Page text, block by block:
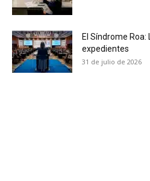
No te pierdas
El Síndrome
expedientes
31 de julio de 2026